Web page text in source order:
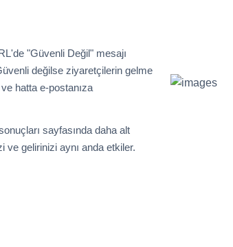
"Güvenli Değil" mesajı
değilse ziyaretçilerin gelme
hatta e-postanıza
sayfasında daha alt
ve gelirinizi aynı anda etkiler.